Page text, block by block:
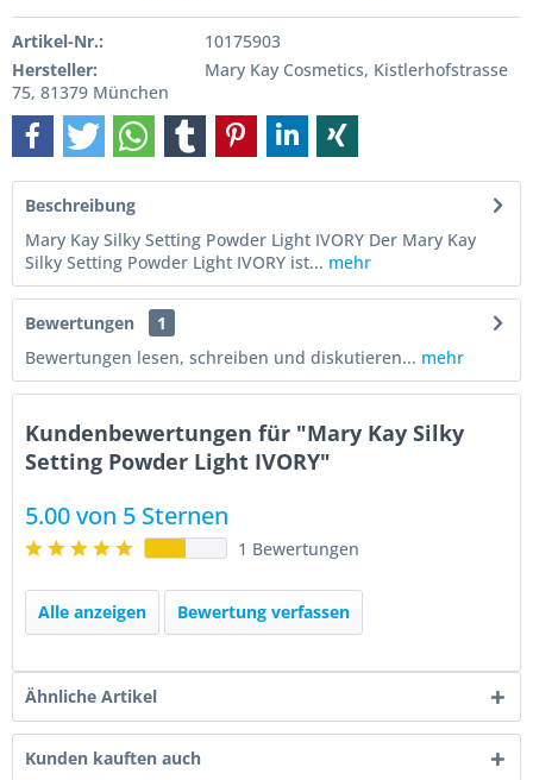
Artikel-Nr.:
10175903
Hersteller:
Mary Kay Cosmetics, Kistlerhofstrasse
75, 81379 München
Beschreibung
Mary Kay Silky Setting Powder Light IVORY Der Mary Kay
Silky Setting Powder Light IVORY ist... mehr
Bewertungen
1
Bewertungen lesen, schreiben und diskutieren... mehr
Kundenbewertungen für "Mary Kay Silky
Setting Powder Light IVORY"
5.00 von 5 Sternen
1 Bewertungen
Alle anzeigen Bewertung verfassen
Ähnliche Artikel
Kunden kauften auch